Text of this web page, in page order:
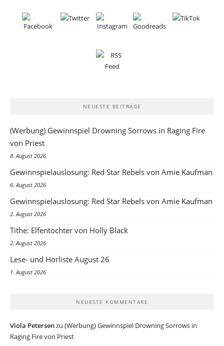
NEUESTE BEITRÄGE
(Werbung) Gewinnspiel Drowning Sorrows in Raging Fire
von Priest
8. August 2026
Gewinnspielauslosung: Red Star Rebels von Amie Kaufman
6. August 2026
Gewinnspielauslosung: Red Star Rebels von Amie Kaufman
2. August 2026
Tithe: Elfentochter von Holly Black
2. August 2026
Lese- und Hörliste August 26
1. August 2026
NEUESTE KOMMENTARE
Viola Petersenzu (Werbung) Gewinnspiel Drowning Sorrows in
Raging Fire von Priest